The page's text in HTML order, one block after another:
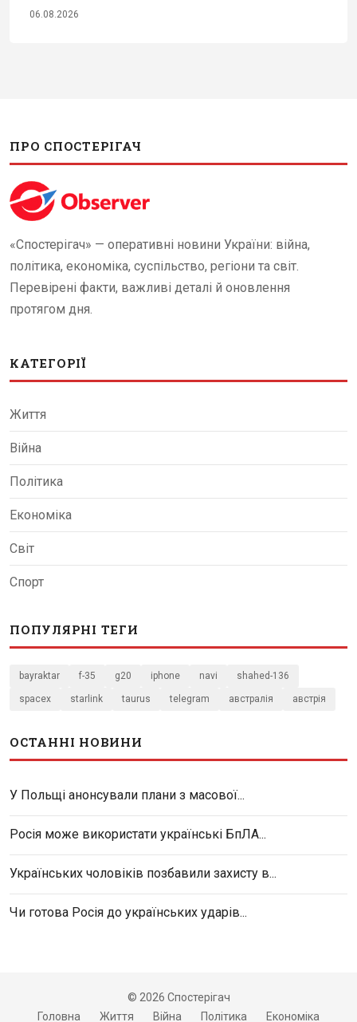
06.08.2026
ПРО СПОСТЕРІГАЧ
«Спостерігач» — оперативні новини України: війна,
політика, економіка, суспільство, регіони та світ.
Перевірені факти, важливі деталі й оновлення
протягом дня.
КАТЕГОРІЇ
Життя
Війна
Політика
Економіка
Світ
Спорт
ПОПУЛЯРНІ ТЕГИ
bayraktar f-35 g20 iphone navi shahed-136
spacex starlink taurus telegram австралія австрія
ОСТАННІ НОВИНИ
У Польщі анонсували плани з масової...
Росія може використати українські БпЛА...
Українських чоловіків позбавили захисту в...
Чи готова Росія до українських ударів...
© 2026 Спостерігач
Головна
Життя Війна Політика Економіка